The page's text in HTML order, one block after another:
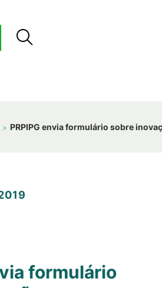
PRPIPG envia formulário sobre
formulário